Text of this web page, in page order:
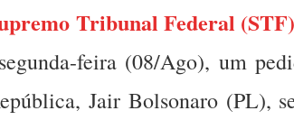
Tribunal Federal
feira (08/Ago), um
Jair Bolsonaro (PL),